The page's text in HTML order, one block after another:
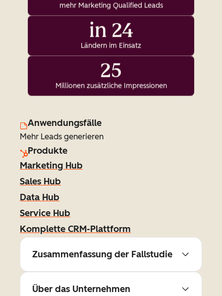
mehr Marketing Qualified Leads
in 24
Ländern im Einsatz
25
Millionen zusätzliche Impressionen
Anwendungsfälle
Mehr Leads generieren
Produkte
Marketing Hub
Sales Hub
Data Hub
Service Hub
Komplette CRM-Plattform
Zusammenfassung der Fallstudie
Über das Unternehmen